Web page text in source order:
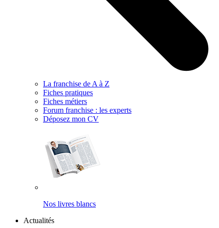
La franchise de A à Z
Fiches pratiques
Fiches métiers
Forum franchise : les experts
Déposez mon CV
Nos livres blancs
Actualités